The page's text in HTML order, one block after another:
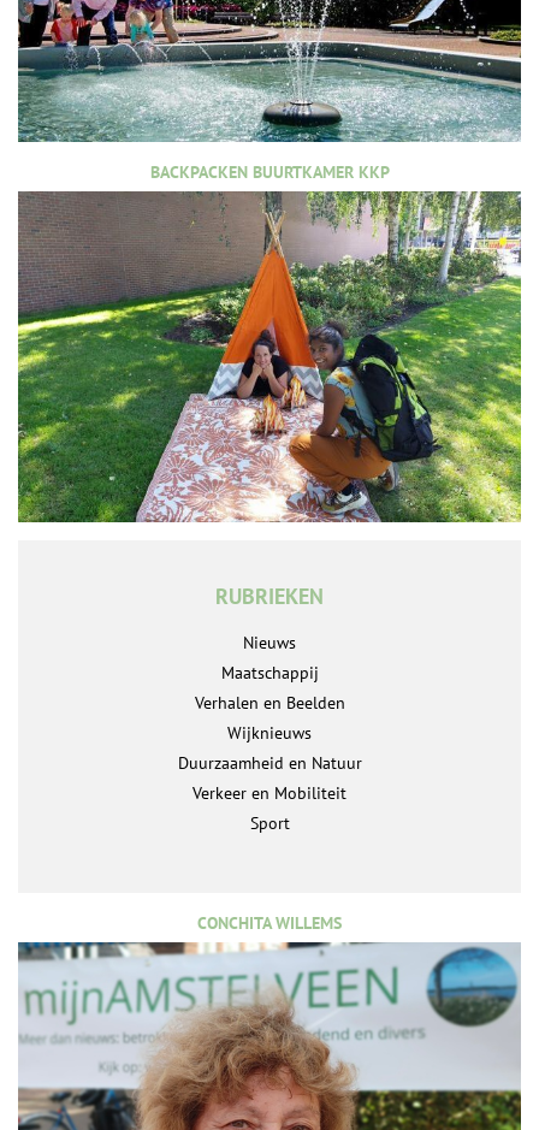
BACKPACKEN BUURTKAMER KKP
RUBRIEKEN
Nieuws
Maatschappij
Verhalen en Beelden
Wijknieuws
Duurzaamheid en Natuur
Verkeer en Mobiliteit
Sport
CONCHITA WILLEMS